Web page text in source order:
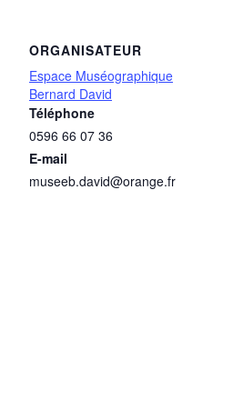
ORGANISATEUR
Espace Muséographique
Bernard David
Téléphone
0596 66 07 36
E-mail
museeb.david@orange.fr